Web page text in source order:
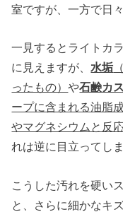
室ですが、一方で日
一見するとライトカ
に見えますが、 水垢
ったもの）や石鹸カス
ープに含まれる油脂
やマグネシウムと反
れは逆に目立ってし
こうした汚れを硬い
と、さらに細かなキ